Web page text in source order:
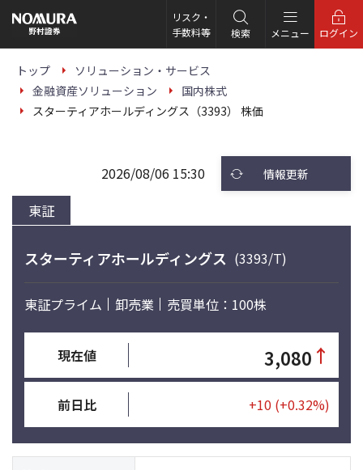
の
ー
リスク・
手数料等
検索 メニュー ログイン
トップ
ソリューション・サービス
金融資産ソリューション
国内株式
スターティアホールディングス（3393） 株価
東証
2026/08/06 15:30 情報更新
スターティアホールディングス (3393/T)
東証プライム 卸売業 売買単位：100株
現在値 3,080 ↑
前日比 +10 (+0.32%)